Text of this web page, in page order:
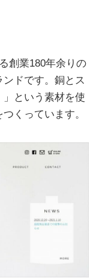
創業180年余りの
ドです。銅とス
という素材を使
くっています。